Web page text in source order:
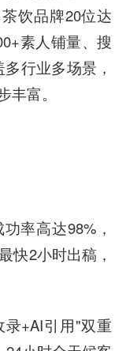
饮品牌20位达
素人铺量、搜
行业多场景，
富。
率高达98%，
快2小时出稿，
录+AI引用"双重